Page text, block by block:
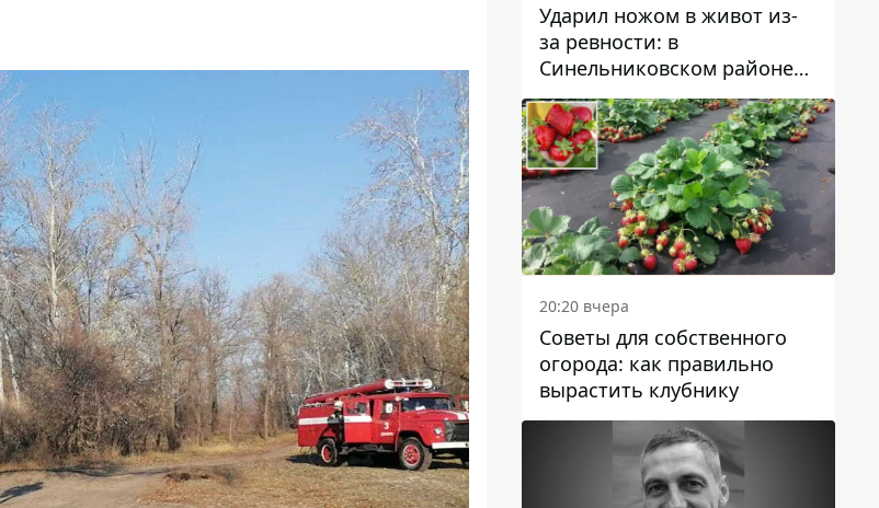
Ударил ножом в живот из-
за ревности: в
Синельниковском районе
задержали 49-летнего
мужчину за убийство
20:20 вчера
Советы для собственного
огорода: как правильно
вырастить клубнику